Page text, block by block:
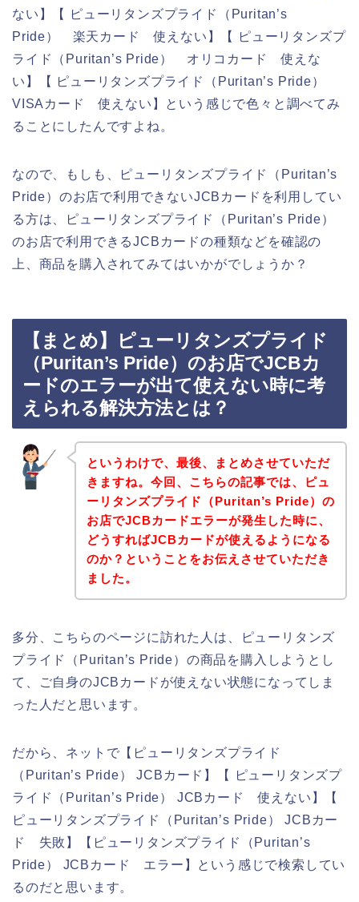
ない】【 ピューリタンズプライド（Puritan’s
Pride） 楽天カード 使えない】【 ピューリタンズプ
ライド（Puritan’s Pride） オリコカード 使えな
い】【 ピューリタンズプライド（Puritan’s Pride）
VISAカード 使えない】という感じで色々と調べてみ
ることにしたんですよね。
なので、もしも、ピューリタンズプライド（Puritan’s
Pride）のお店で利用できないJCBカードを利用してい
る方は、ピューリタンズプライド（Puritan’s Pride）
のお店で利用できるJCBカードの種類などを確認の
上、商品を購入されてみてはいかがでしょうか？
【まとめ】ピューリタンズプライド
（Puritan’s Pride）のお店でJCBカ
ードのエラーが出て使えない時に考
えられる解決方法とは？
というわけで、最後、まとめさせていただ
きますね。今回、こちらの記事では、ピュ
ーリタンズプライド（Puritan’s Pride）の
お店でJCBカードエラーが発生した時に、
どうすればJCBカードが使えるようになる
のか？ということをお伝えさせていただき
ました。
多分、こちらのページに訪れた人は、ピューリタンズ
プライド（Puritan’s Pride）の商品を購入しようとし
て、ご自身のJCBカードが使えない状態になってしま
った人だと思います。
だから、ネットで【ピューリタンズプライド
（Puritan’s Pride） JCBカード】【 ピューリタンズプ
ライド（Puritan’s Pride） JCBカード 使えない】【
ピューリタンズプライド（Puritan’s Pride） JCBカー
ド 失敗】【ピューリタンズプライド（Puritan’s
Pride） JCBカード エラー】という感じで検索してい
るのだと思います。